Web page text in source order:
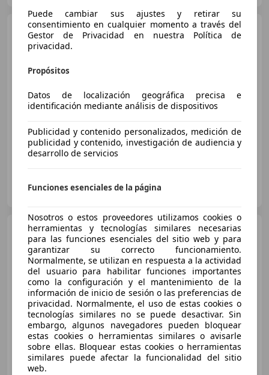
Mercedes-Benz A 180
CDI BlueEFFICIENCY DCT Urban
Sincomparación
ES-28006 MADRID
Mercedes-Benz A 180
180CDI BE Urban 7G-DCT
€ 11.990
Buen precio
10/2014 168.000 km Diésel 80 kW (109 CV)
Puede cambiar sus ajustes y retirar su
consentimiento en cualquier momento a través del
Gestor de Privacidad en nuestra Política de
privacidad.
Propósitos
Datos de localización geográfica precisa e
identificación mediante análisis de dispositivos
Publicidad y contenido personalizados, medición de
publicidad y contenido, investigación de audiencia y
desarrollo de servicios
Funciones esenciales de la página
Nosotros o estos proveedores utilizamos cookies o
herramientas y tecnologías similares necesarias
para las funciones esenciales del sitio web y para
garantizar su correcto funcionamiento.
Normalmente, se utilizan en respuesta a la actividad
del usuario para habilitar funciones importantes
como la configuración y el mantenimiento de la
información de inicio de sesión o las preferencias de
privacidad. Normalmente, el uso de estas cookies o
tecnologías similares no se puede desactivar. Sin
embargo, algunos navegadores pueden bloquear
estas cookies o herramientas similares o avisarle
sobre ellas. Bloquear estas cookies o herramientas
similares puede afectar la funcionalidad del sitio
web.